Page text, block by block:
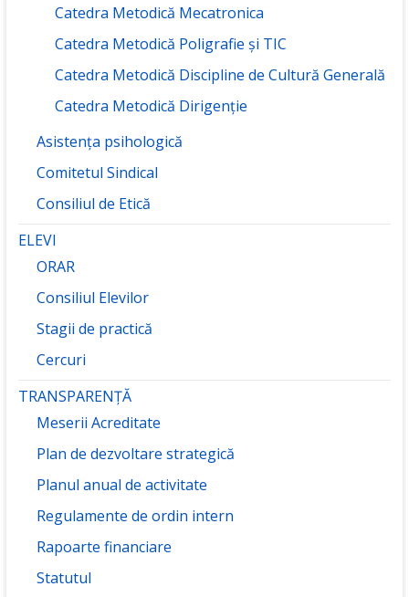
Catedra Metodică Mecatronica
Catedra Metodică Poligrafie și TIC
Catedra Metodică Discipline de Cultură Generală
Catedra Metodică Dirigenție
Asistența psihologică
Comitetul Sindical
Consiliul de Etică
ELEVI
ORAR
Consiliul Elevilor
Stagii de practică
Cercuri
TRANSPARENȚĂ
Meserii Acreditate
Plan de dezvoltare strategică
Planul anual de activitate
Regulamente de ordin intern
Rapoarte financiare
Statutul